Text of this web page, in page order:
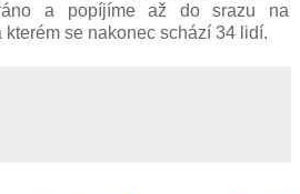
a popíjíme až do srazu na
se nakonec schází 34 lidí.